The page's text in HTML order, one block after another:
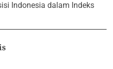
Indonesia dalam Indeks